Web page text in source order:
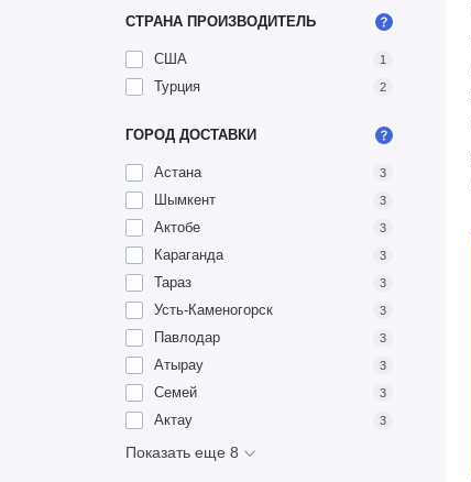
СТРАНА ПРОИЗВОДИТЕЛЬ
США 1
Турция 2
ГОРОД ДОСТАВКИ
Астана 3
Шымкент 3
Актобе 3
Караганда 3
Тараз 3
Усть-Каменогорск 3
Павлодар 3
Атырау 3
Семей 3
Актау 3
Показать еще 8